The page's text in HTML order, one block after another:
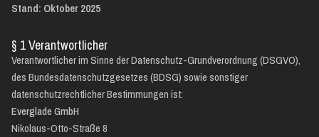
Stand: Oktober 2025
§ 1 Verantwortlicher
Verantwortlicher im Sinne der Datenschutz-Grundverordnung (DSGVO),
des Bundesdatenschutzgesetzes (BDSG) sowie sonstiger
datenschutzrechtlicher Bestimmungen ist:
Everglade GmbH
Nikolaus-Otto-Straße 8